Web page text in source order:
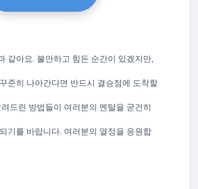
같아요. 불안하고 힘든 순간이 있겠지만,
준히 나아간다면 반드시 결승점에 도착할
드린 방법들이 여러분의 멘탈을 굳건히
기를 바랍니다. 여러분의 열정을 응원합